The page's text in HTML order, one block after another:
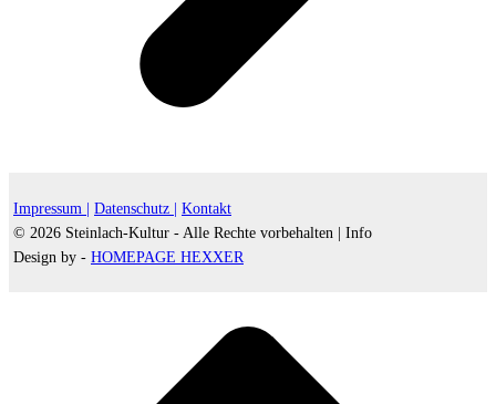
Impressum | Datenschutz |
Kontakt
© 2026 Steinlach-Kultur - Alle Rechte vorbehalten |
Info
Design by - HOMEPAGE HEXXER